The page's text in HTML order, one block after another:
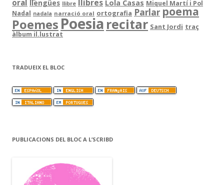
oral llengües llibre llibres Lola Casas Miquel Martí i Pol
Nadal nadala narració oral ortografia Parlarpoema
Poemes Poesia recitar Sant Jordi traç
àlbum il.lustrat
TRADUEIX EL BLOC
PUBLICACIONS DEL BLOC A L’SCRIBD